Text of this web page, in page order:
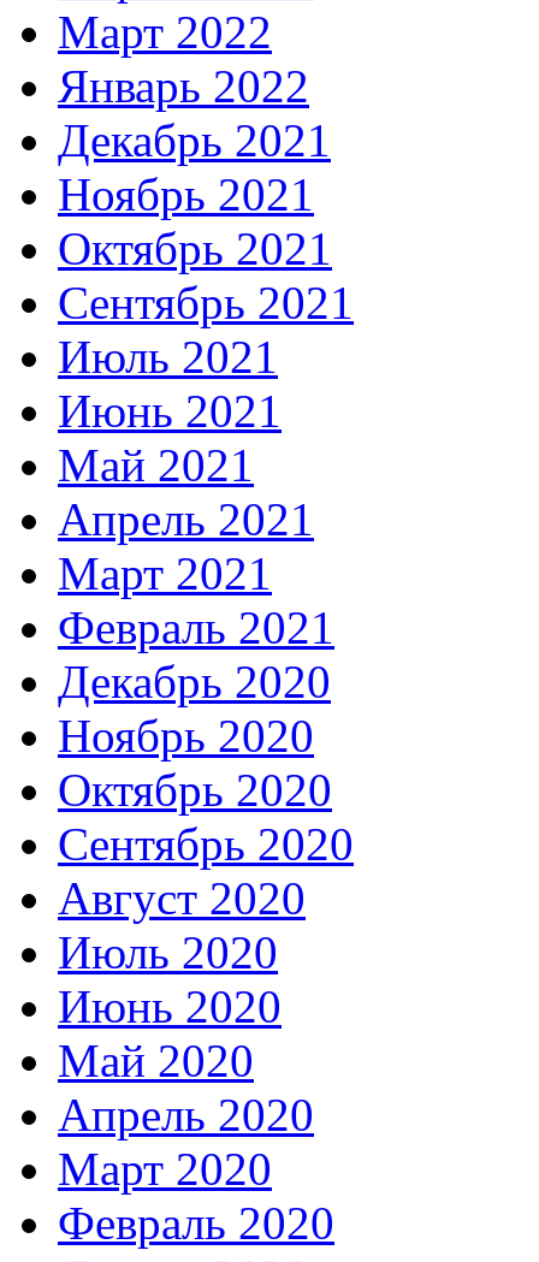
Март 2022
Январь 2022
Декабрь 2021
Ноябрь 2021
Октябрь 2021
Сентябрь 2021
Июль 2021
Июнь 2021
Май 2021
Апрель 2021
Март 2021
Февраль 2021
Декабрь 2020
Ноябрь 2020
Октябрь 2020
Сентябрь 2020
Август 2020
Июль 2020
Июнь 2020
Май 2020
Апрель 2020
Март 2020
Февраль 2020